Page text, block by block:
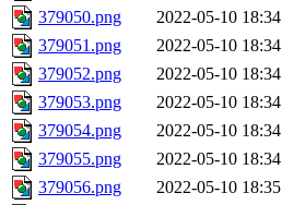
379050.png
2022-05-10 18:34
379051.png
2022-05-10 18:34
379052.png
2022-05-10 18:34
379053.png
2022-05-10 18:34
379054.png
2022-05-10 18:34
379055.png
2022-05-10 18:34
379056.png
2022-05-10 18:35